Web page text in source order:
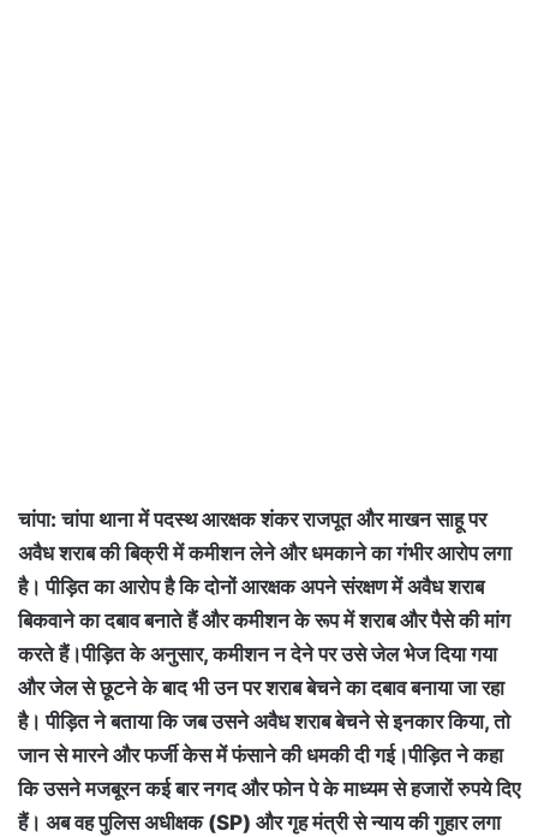
चांपा: चांपा थाना में पदस्थ आरक्षक शंकर राजपूत और माखन साहू पर
अवैध शराब की बिक्री में कमीशन लेने और धमकाने का गंभीर आरोप लगा
है। पीड़ित का आरोप है कि दोनों आरक्षक अपने संरक्षण में अवैध शराब
बिकवाने का दबाव बनाते हैं और कमीशन के रूप में शराब और पैसे की मांग
करते हैं।पीड़ित के अनुसार, कमीशन न देने पर उसे जेल भेज दिया गया
और जेल से छूटने के बाद भी उन पर शराब बेचने का दबाव बनाया जा रहा
है। पीड़ित ने बताया कि जब उसने अवैध शराब बेचने से इनकार किया, तो
जान से मारने और फर्जी केस में फंसाने की धमकी दी गई।पीड़ित ने कहा
कि उसने मजबूरन कई बार नगद और फोन पे के माध्यम से हजारों रुपये दिए
हैं। अब वह पुलिस अधीक्षक (SP) और गृह मंत्री से न्याय की गुहार लगा